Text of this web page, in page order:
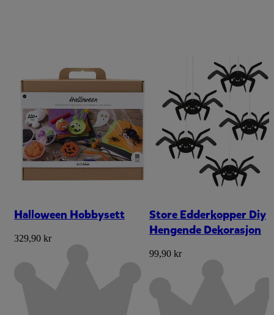
Halloween Hobbysett
329,90 kr
Store Edderkopper Diy
Hengende Dekorasjon
99,90 kr